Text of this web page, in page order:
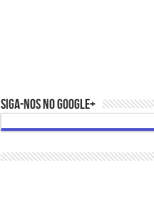
Siga-nos no Google+